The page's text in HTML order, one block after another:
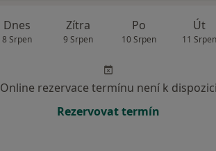
Dnes
8 Srpen
Zítra
9 Srpen
Po
10 Srpen
Út
11 Srpen
Online rezervace termínu není k dispozici
Rezervovat termín